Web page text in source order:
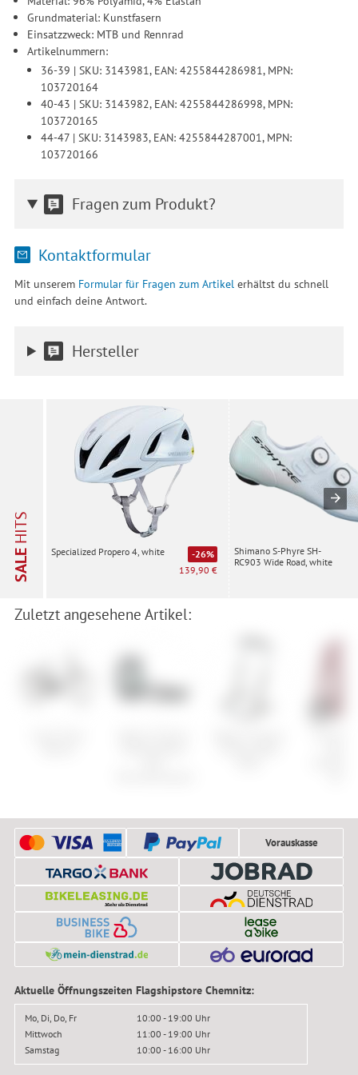
erforderlich und gilt, bis sie widerrufen wird. Sie können Ihre
Einwilligung unter Einstellungen lediglich für bestimmte
Drittanbieter erteilen und jederzeit für die Zukunft widerrufen.
Grundmaterial: Kunstfasern
Einsatzzweck: MTB und Rennrad
Artikelnummern:
36-39 | SKU: 3143981, EAN: 4255844286981, MPN:
103720164
40-43 | SKU: 3143982, EAN: 4255844286998, MPN:
103720165
44-47 | SKU: 3143983, EAN: 4255844287001, MPN:
103720166
Fragen zum Produkt?
Kontaktformular
Mit unserem Formular für Fragen zum Artikelerhältst du schnell
und einfach deine Antwort.
Hersteller
SALE
HITS
Specialized Propero 4, white
-26%
139,90 €
Shimano S-Phyre SH-
RC903 Wide Road, white
Zuletzt angesehene Artikel:
Vorauskasse
Aktuelle Öffnungszeiten Flagshipstore Chemnitz:
Mo, Di, Do, Fr
10:00 - 19:00 Uhr
Mittwoch
11:00 - 19:00 Uhr
Samstag
10:00 - 16:00 Uhr